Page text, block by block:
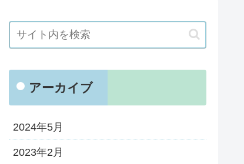
アーカイブ
2024年5月
2023年2月